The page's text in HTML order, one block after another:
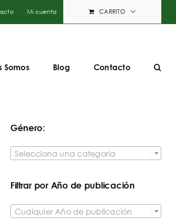
Mi cuenta CARRITO
Somos Blog Contacto
Género:
Selecciona una categoría
Filtrar por Año de publicación
Cualquier Año de publicación